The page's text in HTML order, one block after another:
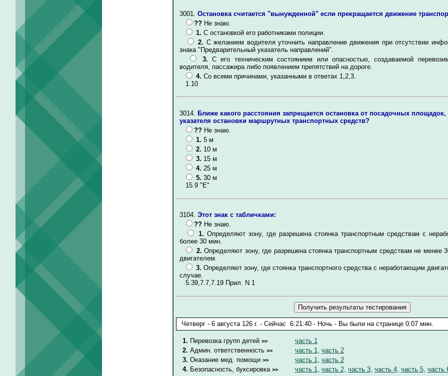
3001. Остановка считается "вынужденной" если прекращается движение
?? Не знаю.
1. С остановкой его работниками полиции.
2. С желанием водителя уточнить направление движения при отсутствии
знака "Предварительный указатель направлений".
3.С его техническим состоянием или опасностью, создаваемой
водителя, пассажира либо появлением препятствий на дороге.
4. Со всеми причинами, указанными в ответах 1,2,3.
1.10
3014. Ближе какого расстояния запрещается остановка от посадочных площадок,
указателя остановки маршрутных транспортных средств?
?? Не знаю.
1. 5 м
2. 10 м
3. 15 м
4. 25 м
5. 30 м
15.9 "Е"
3104. Этот знак с табличками:
?? Не знаю.
1.Определяют зону, где разрешена стоянка транспортным средствам с
более 30 мин.
2.Определяют зону, где разрешена стоянка транспортным средствам не менее
двигателем.
3. Определяют зону, где стоянка транспортного средства с неработающим
случае.
5.39,7.7,7.19 Прил. N 1
1. Перевозка групп детей >>
часть 1
2. Админ. ответственность >> часть 1,
часть 2
3. Оказание мед. помощи >> часть 1,
часть 2
4. Безопасность, буксировка >> часть 1, часть 2, часть 3, часть 4, часть 5, часть